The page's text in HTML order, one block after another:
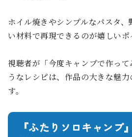
ホイル焼きやシンプルなパスタ、
い材料で再現できるのが嬉しいポ
視聴者が「今度キャンプで作っ
うなレシピは、作品の大きな魅
す。
『ふたりソロキャンプ